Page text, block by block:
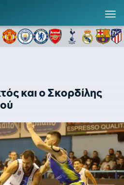
και ο Σκορδίλης